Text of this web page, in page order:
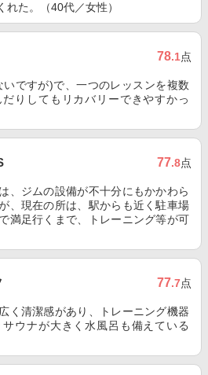
れた。（40代／女性）
78.1点
ですが)で、一つのレッスンを複数
りしてもリカバリーできやすかっ
77.8点
、ジムの設備が不十分にもかかわら
、現在の所は、駅からも近く駐車場
満足行くまで、トレーニング等が可
77.7点
く清潔感があり、トレーニング機器
ウナが大きく水風呂も備えている